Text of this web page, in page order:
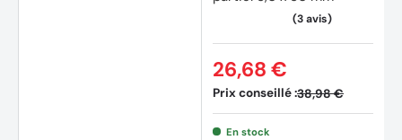
(2
Prix conseillé :38,98 €
26,68 €
En stock